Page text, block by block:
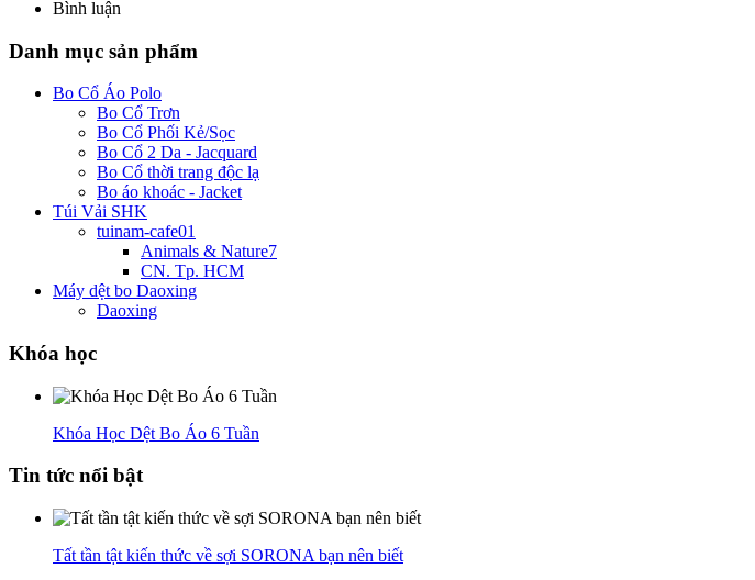
Bình luận
Danh mục sản phẩm
Bo Cổ Áo Polo
Bo Cổ Trơn
Bo Cổ Phối Kẻ/Sọc
Bo Cổ 2 Da - Jacquard
Bo Cổ thời trang độc lạ
Bo áo khoác - Jacket
Túi Vải SHK
tuinam-cafe01
Animals & Nature7
CN. Tp. HCM
Máy dệt bo Daoxing
Daoxing
Khóa học
Khóa Học Dệt Bo Áo 6 Tuần
Tin tức nổi bật
Tất tần tật kiến thức về sợi SORONA bạn nên biết